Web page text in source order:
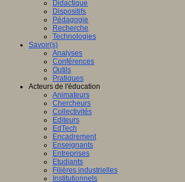
Didactique
Dispositifs
Pédagogie
Recherche
Technologies
Savoir(s)
Analyses
Conférences
Outils
Pratiques
Acteurs de l'éducation
Animateurs
Chercheurs
Collectivités
Editeurs
EdTech
Encadrement
Enseignants
Entreprises
Etudiants
Filières industrielles
Institutionnels